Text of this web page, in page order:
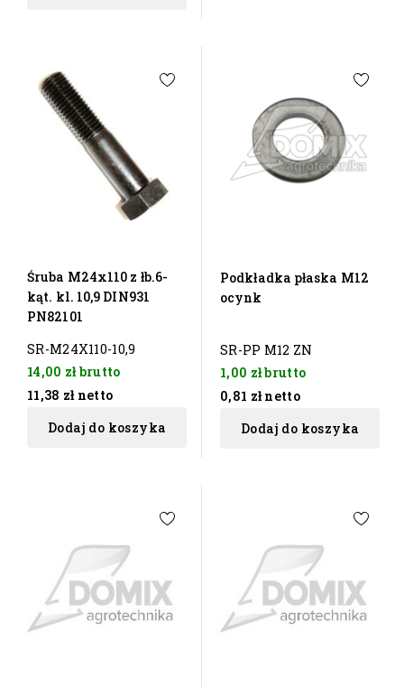
Śruba M24x110 z łb.6-
kąt. kl. 10,9 DIN931
PN82101
SR-M24X110-10,9
14,00 złbrutto
11,38 zł netto
Dodaj do koszyka
Podkładka płaska M12
ocynk
SR-PP M12 ZN
1,00 złbrutto
0,81 zł netto
Dodaj do koszyka